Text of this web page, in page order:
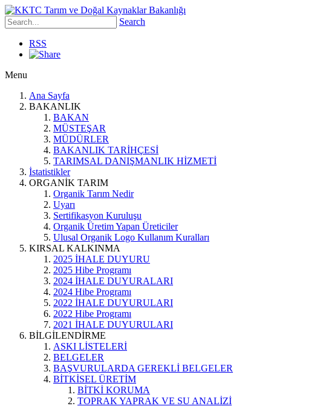
Search
RSS
Menu
Ana Sayfa
BAKANLIK
BAKAN
MÜSTEŞAR
MÜDÜRLER
BAKANLIK TARİHÇESİ
TARIMSAL DANIŞMANLIK HİZMETİ
İstatistikler
ORGANİK TARIM
Organik Tarım Nedir
Uyarı
Sertifikasyon Kuruluşu
Organik Üretim Yapan Üreticiler
Ulusal Organik Logo Kullanım Kuralları
KIRSAL KALKINMA
2025 İHALE DUYURU
2025 Hibe Programı
2024 İHALE DUYURALARI
2024 Hibe Programı
2022 İHALE DUYURULARI
2022 Hibe Programı
2021 İHALE DUYURULARI
BİLGİLENDİRME
ASKI LİSTELERİ
BELGELER
BAŞVURULARDA GEREKLİ BELGELER
BİTKİSEL ÜRETİM
BİTKİ KORUMA
TOPRAK YAPRAK VE SU ANALİZİ